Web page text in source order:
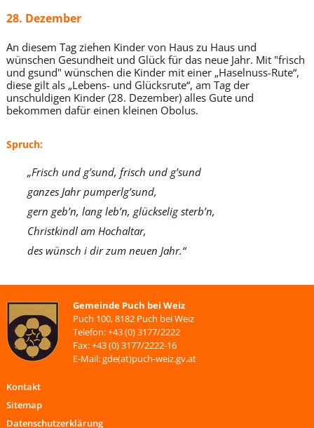
28. Dezember
An diesem Tag ziehen Kinder von Haus zu Haus und
wünschen Gesundheit und Glück für das neue Jahr. Mit "frisch
und gsund" wünschen die Kinder mit einer „Haselnuss-Rute“,
diese gilt als „Lebens- und Glücksrute“, am Tag der
unschuldigen Kinder (28. Dezember) alles Gute und
bekommen dafür einen kleinen Obolus.
Spruch:
„Frisch und g’sund, frisch und g’sund
ganzes Jahr pumperlg’sund,
gern geb’n, lang leb’n, glückselig sterb’n,
Christkindl am Hochaltar,
des wünsch i dir zum neuen Jahr.“
Gemeinde Puch bei Weiz
Puch 100, 8182 Puch bei Weiz
Telefon: +43 (0) 3177/2222
Fax: +43 (0) 3177/2222-16
E-Mail: gde(at)puch-weiz.gv.at
Kontakt
Sitemap
Datenschutzerklärung